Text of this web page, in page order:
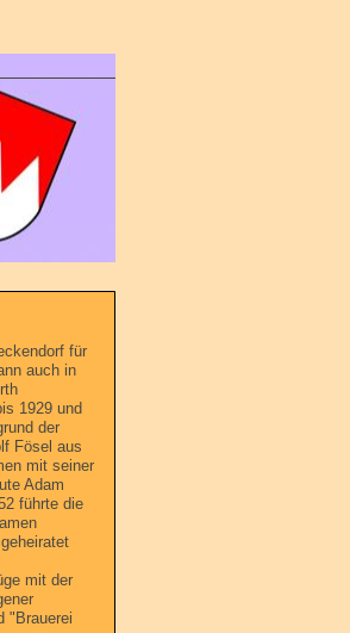
für
auch in
1929 und
der
Fösel aus
mit seiner
Adam
führte die
mit der
"Brauerei